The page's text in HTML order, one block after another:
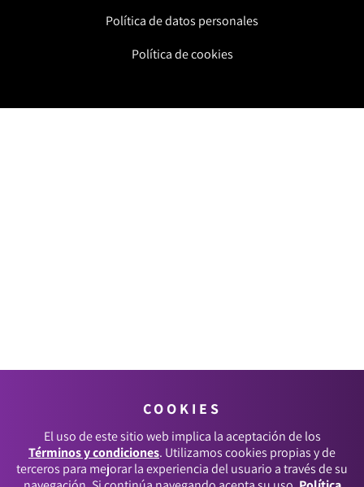
Política de datos personales
Política de cookies
COOKIES
El uso de este sitio web implica la aceptación de los
Términos y condiciones. Utilizamos cookies propias y de
terceros para mejorar la experiencia del usuario a través de su